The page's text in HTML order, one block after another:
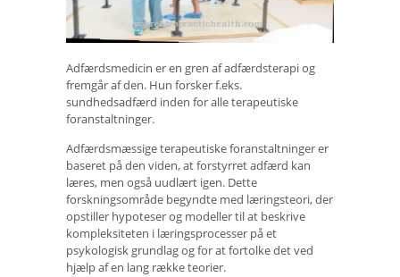
Adfærdsmedicin er en gren af ​​adfærdsterapi og
fremgår af den. Hun forsker f.eks.
sundhedsadfærd inden for alle terapeutiske
foranstaltninger.
Adfærdsmæssige terapeutiske foranstaltninger er
baseret på den viden, at forstyrret adfærd kan
læres, men også uudlært igen. Dette
forskningsområde begyndte med læringsteori, der
opstiller hypoteser og modeller til at beskrive
kompleksiteten i læringsprocesser på et
psykologisk grundlag og for at fortolke det ved
hjælp af en lang række teorier.